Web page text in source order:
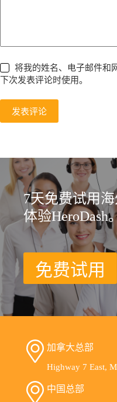
将我的姓名、电子邮件和
下次发表评论时使用。
发表评论
7天免费试用
体验HeroDash
免费试用
加拿大总部
Highway 7 East,
中国总部